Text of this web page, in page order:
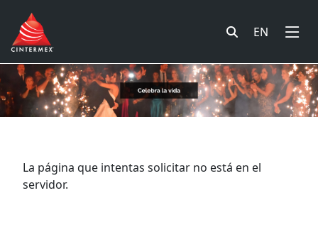
EN
La página que intentas solicitar no está en el
servidor.